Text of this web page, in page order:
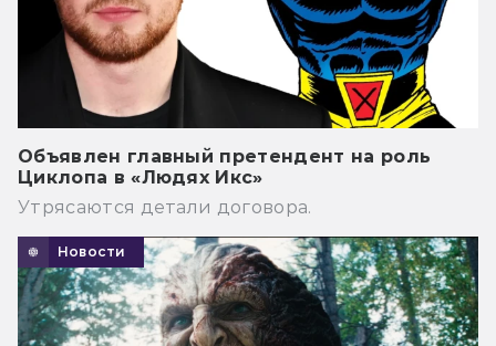
Объявлен главный претендент на роль
Циклопа в «Людях Икс»
Утрясаются детали договора.
Новости